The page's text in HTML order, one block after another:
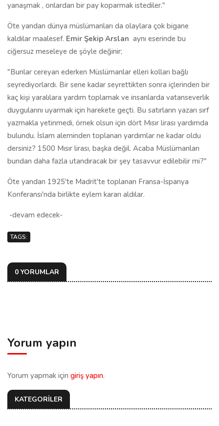
yanaşmak , onlardan bir pay koparmak istediler."
Öte yandan dünya müslümanları da olaylara çok bigane
kaldılar maalesef. Emir Şekip Arslan aynı eserinde bu
ciğersuz meseleye de şöyle değinir;
"Bunlar cereyan ederken Müslümanlar elleri kolları bağlı
seyrediyorlardı. Bir sene kadar seyrettikten sonra içlerinden bir
kaç kişi yaralılara yardım toplamak ve insanlarda vatanseverlik
duygularını uyarmak için harekete geçti. Bu satırların yazarı sırf
yazmakla yetinmedi, örnek olsun için dört Mısır lirası yardımda
bulundu. İslam aleminden toplanan yardımlar ne kadar oldu
dersiniz? 1500 Mısır lirası, başka değil. Acaba Müslümanları
bundan daha fazla utandıracak bir şey tasavvur edilebilir mi?"
Öte yandan 1925'te Madrit'te toplanan Fransa-İspanya
Konferansı'nda birlikte eylem kararı aldılar.
-devam edecek-
TAGS:
0 YORUMLAR
Yorum yapın
Yorum yapmak için giriş yapın.
KATEGORİLER